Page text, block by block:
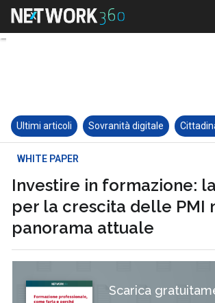
Ultimi articoli Sovranità digitale
WHITE PAPER
Investire in formazione:
per la crescita delle PMI
panorama attuale
Scarica